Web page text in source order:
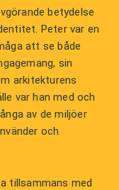
betydelse
Peter var en
att se både
sin
arkitekturens
var han med och
av de miljöer
och
tillsammans med